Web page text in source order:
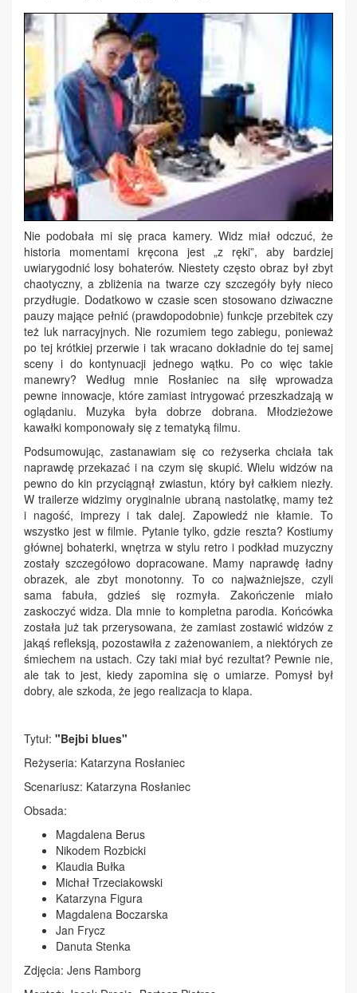
Nie podobała mi się praca kamery. Widz miał odczuć, że
historia momentami kręcona jest „z ręki”, aby bardziej
uwiarygodnić losy bohaterów. Niestety często obraz był zbyt
chaotyczny, a zbliżenia na twarze czy szczegóły były nieco
przydługie. Dodatkowo w czasie scen stosowano dziwaczne
pauzy mające pełnić (prawdopodobnie) funkcje przebitek czy
też luk narracyjnych. Nie rozumiem tego zabiegu, ponieważ
po tej krótkiej przerwie i tak wracano dokładnie do tej samej
sceny i do kontynuacji jednego wątku. Po co więc takie
manewry? Według mnie Rosłaniec na siłę wprowadza
pewne innowacje, które zamiast intrygować przeszkadzają w
oglądaniu. Muzyka była dobrze dobrana. Młodzieżowe
kawałki komponowały się z tematyką filmu.
Podsumowując, zastanawiam się co reżyserka chciała tak
naprawdę przekazać i na czym się skupić. Wielu widzów na
pewno do kin przyciągnął zwiastun, który był całkiem niezły.
W trailerze widzimy oryginalnie ubraną nastolatkę, mamy też
i nagość, imprezy i tak dalej. Zapowiedź nie kłamie. To
wszystko jest w filmie. Pytanie tylko, gdzie reszta? Kostiumy
głównej bohaterki, wnętrza w stylu retro i podkład muzyczny
zostały szczegółowo dopracowane. Mamy naprawdę ładny
obrazek, ale zbyt monotonny. To co najważniejsze, czyli
sama fabuła, gdzieś się rozmyła. Zakończenie miało
zaskoczyć widza. Dla mnie to kompletna parodia. Końcówka
została już tak przerysowana, że zamiast zostawić widzów z
jakąś refleksją, pozostawiła z zażenowaniem, a niektórych ze
śmiechem na ustach. Czy taki miał być rezultat? Pewnie nie,
ale tak to jest, kiedy zapomina się o umiarze. Pomysł był
dobry, ale szkoda, że jego realizacja to klapa.
Tytuł: "Bejbi blues"
Reżyseria: Katarzyna Rosłaniec
Scenariusz: Katarzyna Rosłaniec
Obsada:
Magdalena Berus
Nikodem Rozbicki
Klaudia Bułka
Michał Trzeciakowski
Katarzyna Figura
Magdalena Boczarska
Jan Frycz
Danuta Stenka
Zdjęcia: Jens Ramborg